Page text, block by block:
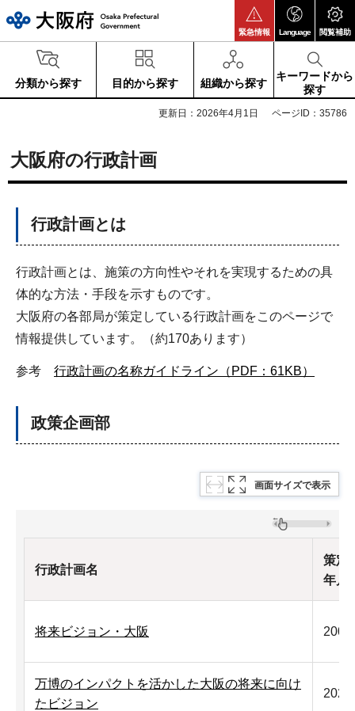
緊急情報 Language 閲覧補助
分類から探す 目的から探す 組織から探す
キーワードから
探す
更新日：2026年4月1日 ページID：35786
大阪府の行政計画
行政計画とは
行政計画とは、施策の方向性やそれを実現するための具
体的な方法・手段を示すものです。
大阪府の各部局が策定している行政計画をこのページで
情報提供しています。（約170あります）
参考 行政計画の名称ガイドライン（PDF：61KB）
政策企画部
画面サイズで表示
行政計画名
策定
年月
将来ビジョン・大阪 2008
万博のインパクトを活かした大阪の将来に向け
たビジョン
2020